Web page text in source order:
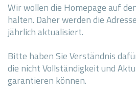
Wir wollen die Homepage auf
halten. Daher werden die
jährlich aktualisiert.
Bitte haben Sie Verständnis
die nicht Vollständigkeit und
garantieren können.